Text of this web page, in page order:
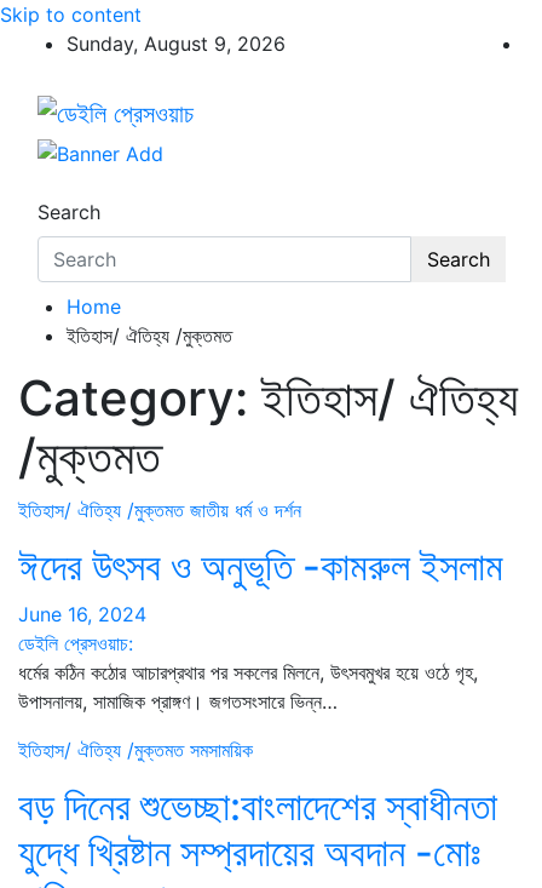
Skip to content
Sunday, August 9, 2026
ডেইলি প্রেসওয়াচ
ডেইলি প্রেসওয়াচ মুক্তিযুদ্ধের চেতনায় উদ্বুদ্ধ মুখপত্র
Search
Search
Home
ইতিহাস/ ঐতিহ্য /মুক্তমত
Category:ইতিহাস/ ঐতিহ্য
/মুক্তমত
ইতিহাস/ ঐতিহ্য /মুক্তমত জাতীয় ধর্ম ও দর্শন
ঈদের উৎসব ও অনুভূতি -কামরুল ইসলাম
June 16, 2024
ডেইলি প্রেসওয়াচ:
ধর্মের কঠিন কঠোর আচারপ্রথার পর সকলের মিলনে, উৎসবমুখর হয়ে ওঠে গৃহ,
উপাসনালয়, সামাজিক প্রাঙ্গণ। জগতসংসারে ভিন্ন…
ইতিহাস/ ঐতিহ্য /মুক্তমত সমসাময়িক
বড় দিনের শুভেচ্ছা:বাংলাদেশের স্বাধীনতা
যুদ্ধে খ্রিষ্টান সম্প্রদায়ের অবদান -মোঃ